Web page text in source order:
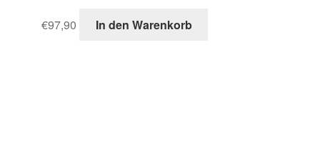
€97,90 In den Warenkorb